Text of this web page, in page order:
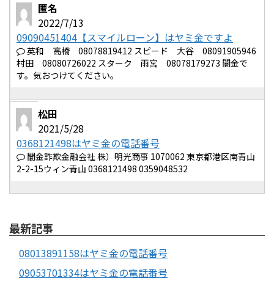
匿名
2022/7/13
09090451404【スマイルローン】はヤミ金ですよ
英和 高橋 08078819412 スピード 大谷 08091905946
村田 08080726022 スターク 雨宮 08078179273 闇金で
す。気おつけてください。
松田
2021/5/28
0368121498はヤミ金の電話番号
闇金詐欺金融会社 株）明光商事 1070062 東京都港区南青山
2-2-15ウィン青山 0368121498 0359048532
最新記事
08013891158はヤミ金の電話番号
09053701334はヤミ金の電話番号